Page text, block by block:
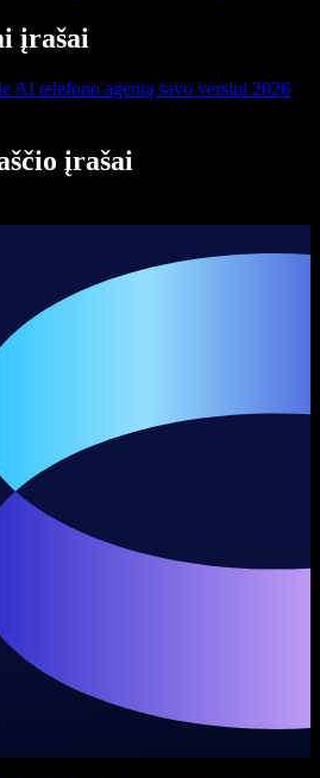
įrašai
AI telefono agentą savo verslui 2026
įrašai